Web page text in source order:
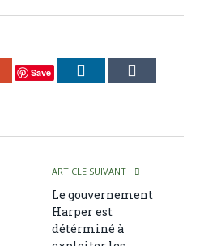
Google+
Save LinkedIn
ARTICLE SUIVANT
Le gouvernement
Harper est
détérminé à